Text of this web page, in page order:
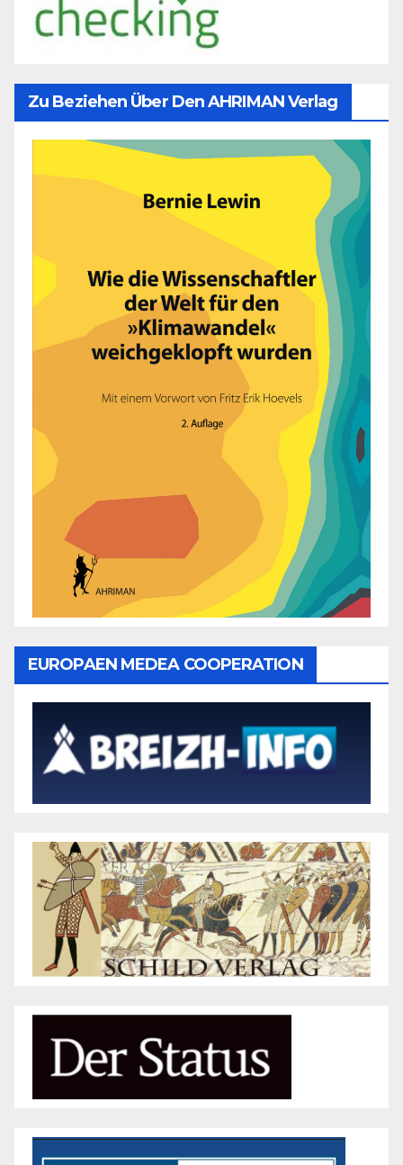
Zu Beziehen Über Den AHRIMAN Verlag
EUROPAEN MEDEA COOPERATION